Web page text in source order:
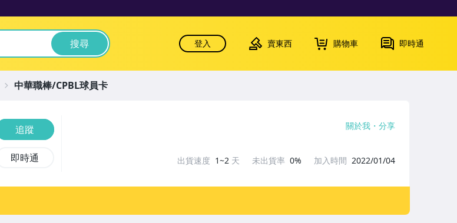
搜尋 登入 賣東西 購物車 即時通
追蹤
即時通
關於我 分享
出貨速度 1~2 天 未出貨率 0% 加入時間 2022/01/04
中華職棒/CPBL球員卡